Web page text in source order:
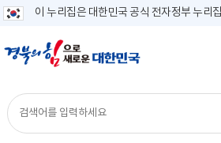
이 누리집은 대한민국 공식 전자정부 누리